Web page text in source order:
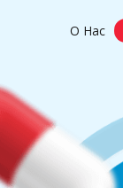
О Нас